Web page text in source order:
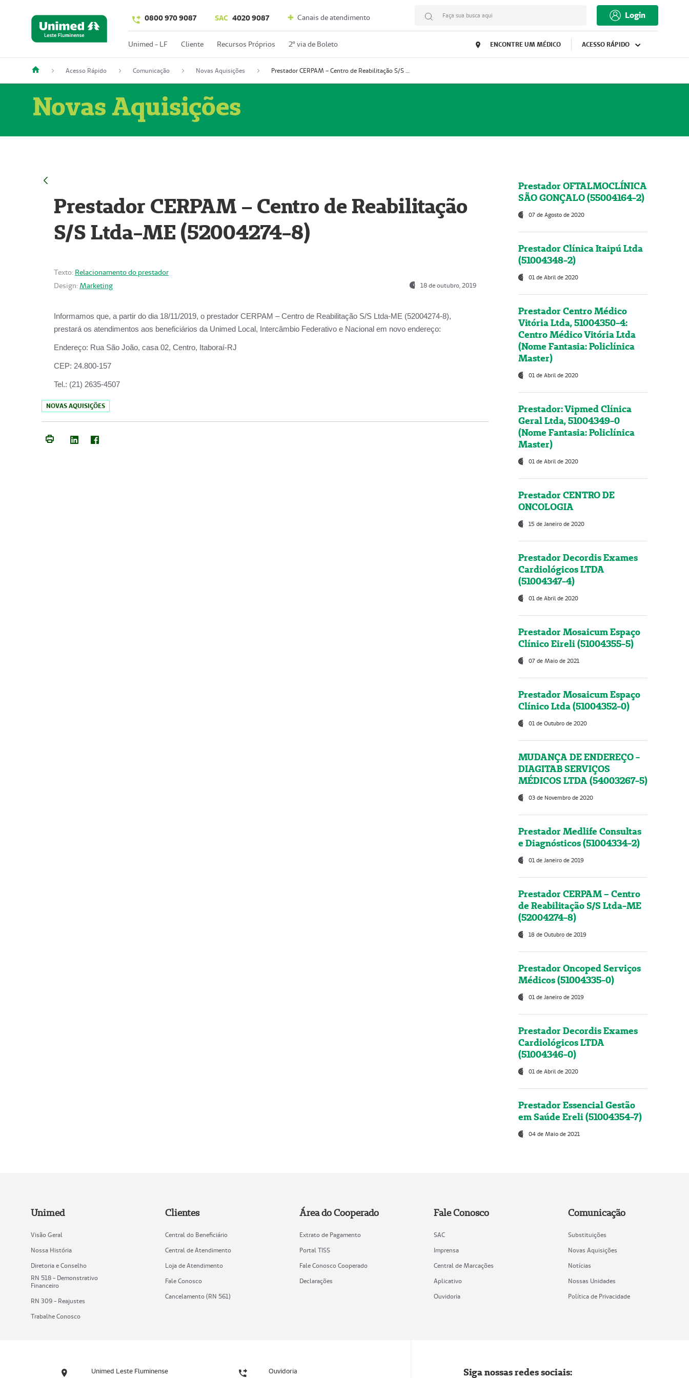
0800 970 9087 SAC 4020 9087 Canais de atendimento Faça sua busca aqui Login
Unimed - LF Cliente Recursos Próprios 2º via de Boleto ENCONTRE UM MÉDICO ACESSO RÁPIDO
Acesso Rápido Comunicação Novas Aquisições Prestador CERPAM – Centro de Reabilitação S/S Ltda-ME (52004274-8)
Novas Aquisições
Prestador CERPAM – Centro de Reabilitação
S/S Ltda-ME (52004274-8)
Texto: Relacionamento do prestador
Design: Marketing 18 de outubro, 2019
Informamos que, a partir do dia 18/11/2019, o prestador CERPAM – Centro de Reabilitação S/S Ltda-ME (52004274-8),
prestará os atendimentos aos beneficiários da Unimed Local, Intercâmbio Federativo e Nacional em novo endereço:
Endereço: Rua São João, casa 02, Centro, Itaboraí-RJ
CEP: 24.800-157
Tel.: (21) 2635-4507
NOVAS AQUISIÇÕES
Prestador OFTALMOCLÍNICA
SÃO GONÇALO (55004164-2)
07 de Agosto de 2020
Prestador Clínica Itaipú Ltda
(51004348-2)
01 de Abril de 2020
Prestador Centro Médico
Vitória Ltda, 51004350-4:
Centro Médico Vitória Ltda
(Nome Fantasia: Policlínica
Master)
01 de Abril de 2020
Prestador: Vipmed Clínica
Geral Ltda, 51004349-0
(Nome Fantasia: Policlínica
Master)
01 de Abril de 2020
Prestador CENTRO DE
ONCOLOGIA
15 de Janeiro de 2020
Prestador Decordis Exames
Cardiológicos LTDA
(51004347-4)
01 de Abril de 2020
Prestador Mosaicum Espaço
Clínico Eireli (51004355-5)
07 de Maio de 2021
Prestador Mosaicum Espaço
Clínico Ltda (51004352-0)
01 de Outubro de 2020
MUDANÇA DE ENDEREÇO -
DIAGITAB SERVIÇOS
MÉDICOS LTDA (54003267-5)
03 de Novembro de 2020
Prestador Medlife Consultas
e Diagnósticos (51004334-2)
01 de Janeiro de 2019
Prestador CERPAM – Centro
de Reabilitação S/S Ltda-ME
(52004274-8)
18 de Outubro de 2019
Prestador Oncoped Serviços
Médicos (51004335-0)
01 de Janeiro de 2019
Prestador Decordis Exames
Cardiológicos LTDA
(51004346-0)
01 de Abril de 2020
Prestador Essencial Gestão
em Saúde Ereli (51004354-7)
04 de Maio de 2021
Unimed
Visão Geral
Nossa História
Diretoria e Conselho
RN 518 - Demonstrativo
Financeiro
RN 309 - Reajustes
Trabalhe Conosco
Clientes
Central do Beneficiário
Central de Atendimento
Loja de Atendimento
Fale Conosco
Cancelamento (RN 561)
Área do Cooperado
Extrato de Pagamento
Portal TISS
Fale Conosco Cooperado
Declarações
Fale Conosco
SAC
Imprensa
Central de Marcações
Aplicativo
Ouvidoria
Comunicação
Substituições
Novas Aquisições
Notícias
Nossas Unidades
Política de Privacidade
Unimed Leste Fluminense Ouvidoria Siga nossas redes sociais: